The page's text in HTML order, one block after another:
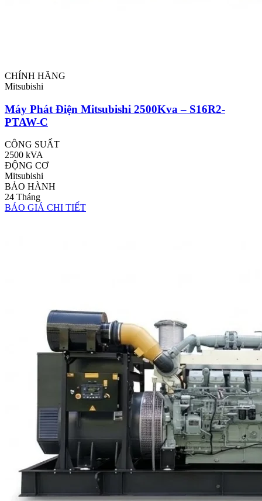
CHÍNH HÃNG
Mitsubishi
Máy Phát Điện Mitsubishi 2500Kva – S16R2-
PTAW-C
CÔNG SUẤT
2500 kVA
ĐỘNG CƠ
Mitsubishi
BẢO HÀNH
24 Tháng
BÁO GIÁ CHI TIẾT